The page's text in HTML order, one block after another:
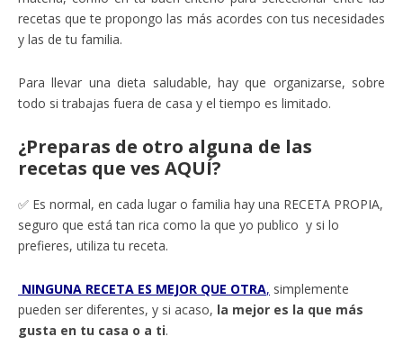
recetas que te propongo las más acordes con tus necesidades
y las de tu familia.
Para llevar una dieta saludable, hay que organizarse, sobre
todo si trabajas fuera de casa y el tiempo es limitado.
¿Preparas de otro alguna de las
recetas que ves AQUÍ?
✅ Es normal, en cada lugar o familia hay una RECETA PROPIA,
seguro que está tan rica como la que yo publico y si lo
prefieres, utiliza tu receta.
NINGUNA RECETA ES MEJOR QUE OTRA, simplemente
pueden ser diferentes, y si acaso, la mejor es la que más
gusta en tu casa o a ti.